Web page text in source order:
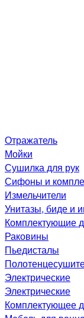
Отражатель
Мойки
Сушилка для рук
Сифоны и
Измельчители
Унитазы, биде и
Комплектующие
Раковины
Пьедисталы
Электрические
Электрические
Комплектующее